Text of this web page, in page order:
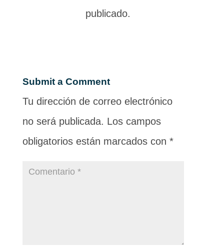
publicado.
Submit a Comment
Tu dirección de correo electrónico
no será publicada. Los campos
obligatorios están marcados con *